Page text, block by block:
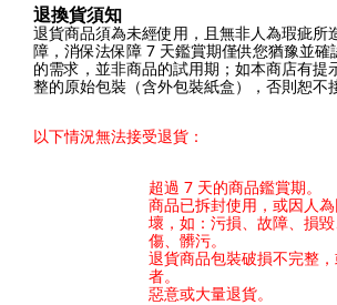
退換貨須知
退貨商品須為未經使用，且無非人為瑕疵所
障，消保法保障 7 天鑑賞期僅供您猶豫並確
的需求，並非商品的試用期；如本商店有提
整的原始包裝（含外包裝紙盒），否則恕不
以下情況無法接受退貨：
超過 7 天的商品鑑賞期。
商品已拆封使用，或因人
壞，如：污損、故障、損
傷、髒污。
退貨商品包裝破損不完整
者。
惡意或大量退貨。